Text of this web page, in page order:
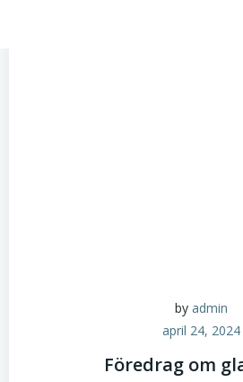
by admin
april 24, 2024
Föredrag om